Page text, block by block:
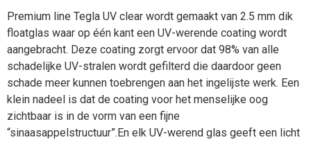
Premium line Tegla UV clear wordt gemaakt van 2.5 mm dik
floatglas waar op één kant een UV-werende coating wordt
aangebracht. Deze coating zorgt ervoor dat 98% van alle
schadelijke UV-stralen wordt gefilterd die daardoor geen
schade meer kunnen toebrengen aan het ingelijste werk. Een
klein nadeel is dat de coating voor het menselijke oog
zichtbaar is in de vorm van een fijne
“sinaasappelstructuur”.En elk UV-werend glas geeft een licht